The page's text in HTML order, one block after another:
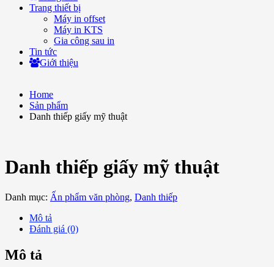
Trang thiết bị
Máy in offset
Máy in KTS
Gia công sau in
Tin tức
Giới thiệu
Home
Sản phẩm
Danh thiếp giấy mỹ thuật
Danh thiếp giấy mỹ thuật
Danh mục: Ấn phẩm văn phòng, Danh thiếp
Mô tả
Đánh giá (0)
Mô tả